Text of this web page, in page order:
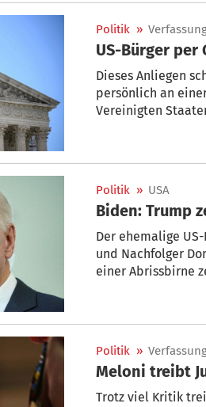
Politik »
US-Bürger
Dieses Anliegen
persönlich an
Vereinigten
Politik » USA
Der ehemalige
und Nachfolger
einer Abrissbirne
Politik »
Meloni treibt
Trotz viel Kritik